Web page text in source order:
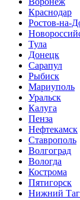
Краснодар
Ростов-на-
Тула
Донецк
Сарапул
Рыбиск
Мариуполь
Уральск
Калуга
Пенза
Нефтекамск
Ставрополь
Волгоград
Вологда
Кострома
Пятигорск
Нижний